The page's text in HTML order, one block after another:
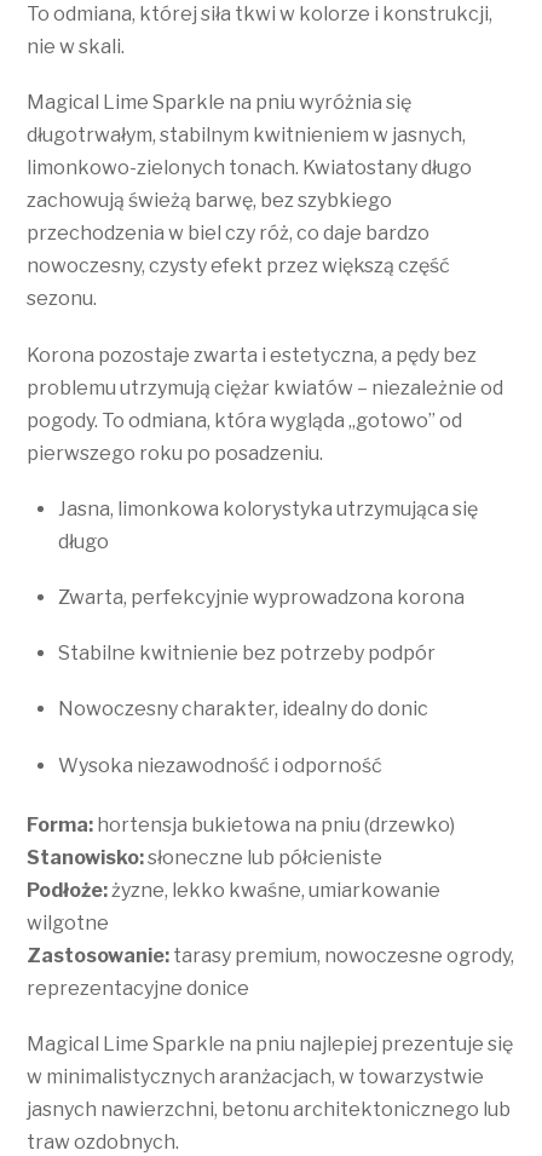
To odmiana, której siła tkwi w kolorze i konstrukcji,
nie w skali.
Magical Lime Sparkle na pniu wyróżnia się
długotrwałym, stabilnym kwitnieniem w jasnych,
limonkowo-zielonych tonach. Kwiatostany długo
zachowują świeżą barwę, bez szybkiego
przechodzenia w biel czy róż, co daje bardzo
nowoczesny, czysty efekt przez większą część
sezonu.
Korona pozostaje zwarta i estetyczna, a pędy bez
problemu utrzymują ciężar kwiatów – niezależnie od
pogody. To odmiana, która wygląda „gotowo” od
pierwszego roku po posadzeniu.
Jasna, limonkowa kolorystyka utrzymująca się
długo
Zwarta, perfekcyjnie wyprowadzona korona
Stabilne kwitnienie bez potrzeby podpór
Nowoczesny charakter, idealny do donic
Wysoka niezawodność i odporność
Forma: hortensja bukietowa na pniu (drzewko)
Stanowisko:słoneczne lub półcieniste
Podłoże:żyzne, lekko kwaśne, umiarkowanie
wilgotne
Zastosowanie: tarasy premium, nowoczesne ogrody,
reprezentacyjne donice
Magical Lime Sparkle na pniu najlepiej prezentuje się
w minimalistycznych aranżacjach, w towarzystwie
jasnych nawierzchni, betonu architektonicznego lub
traw ozdobnych.